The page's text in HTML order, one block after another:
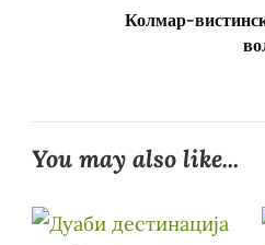
Колмар-
You may also like...